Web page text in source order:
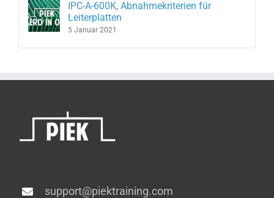
IPC-A-600K, Abnahmekriterien für
Leiterplatten
5 Januar 2021
support@piektraining.com